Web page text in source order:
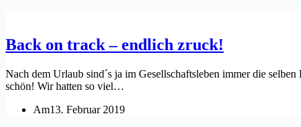
Back on track – endlich zruck!
Nach dem Urlaub sind´s ja im Gesellschaftsleben immer die
schön! Wir hatten so viel…
Am13. Februar 2019